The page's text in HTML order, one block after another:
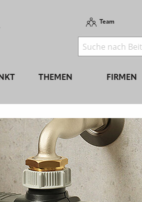
Team
THEMEN FIRMEN